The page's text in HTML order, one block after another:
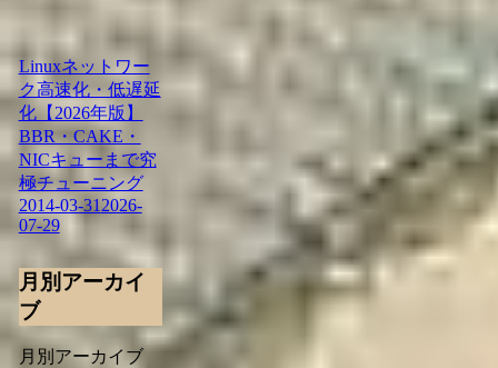
Linuxネットワー
ク高速化・低遅延
化【2026年版】
BBR・CAKE・
NICキューまで究
極チューニング
2014-03-312026-
07-29
月別アーカイ
ブ
月別アーカイブ